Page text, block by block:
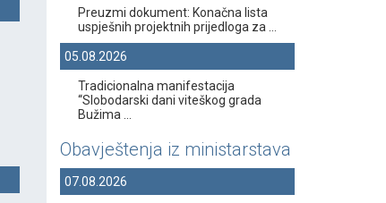
Preuzmi dokument: Konačna lista
uspješnih projektnih prijedloga za ...
05.08.2026
Tradicionalna manifestacija
“Slobodarski dani viteškog grada
Bužima ...
Obavještenja iz ministarstava
07.08.2026